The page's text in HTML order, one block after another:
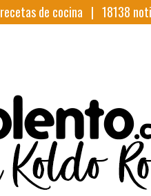
recetas de cocina | 18138